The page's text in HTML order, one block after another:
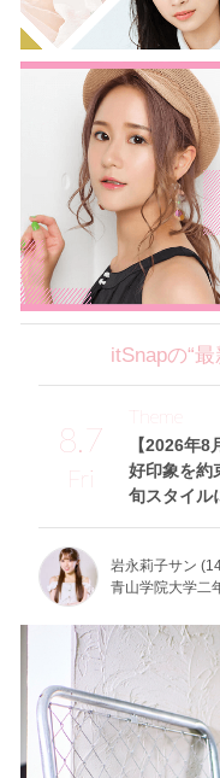
itSnapの“
8.7
Fri
【2026年8
好印象を約
旬スタイ
Theme
岩永莉子サン
青山学院大学二